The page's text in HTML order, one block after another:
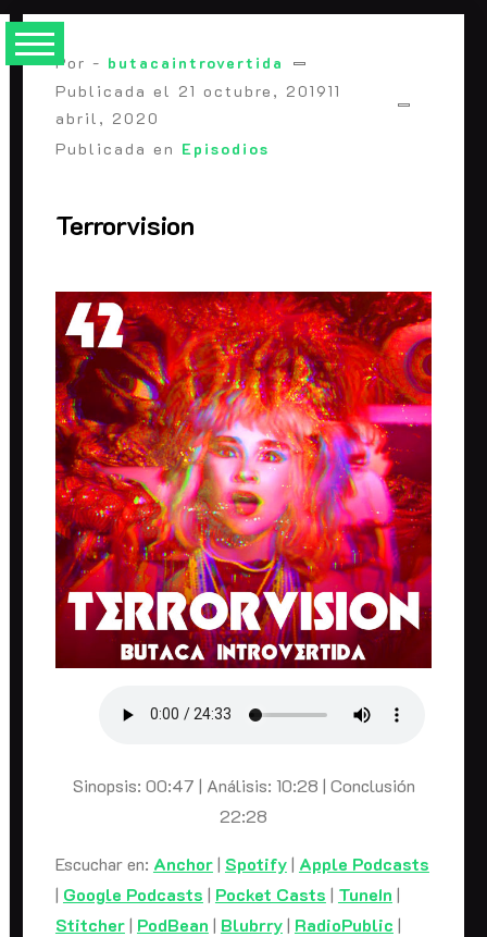
Saltarse
al
contenido
Por - butacaintrovertida
Publicada el 21 octubre, 201911
abril, 2020
Publicada en Episodios
Terrorvision
Sinopsis: 00:47 | Análisis: 10:28 | Conclusión
22:28
Escuchar en: Anchor| Spotify| Apple Podcasts
| Google Podcasts | Pocket Casts | TuneIn |
Stitcher| PodBean | Blubrry| RadioPublic |